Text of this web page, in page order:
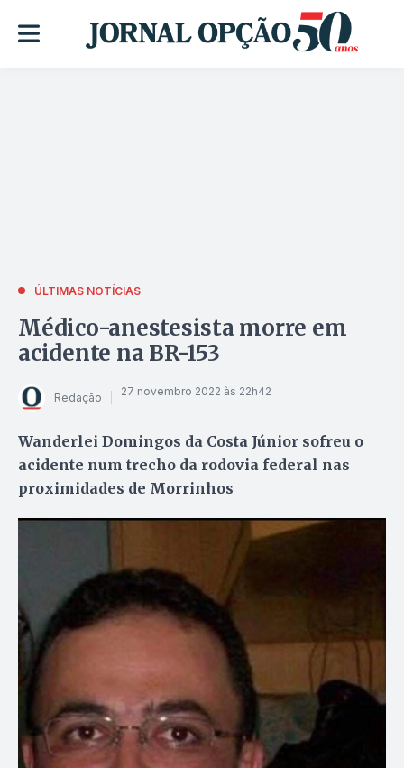
ÚLTIMAS NOTÍCIAS
Médico-anestesista morre em
acidente na BR-153
Redação 27 novembro 2022 às 22h42
Wanderlei Domingos da Costa Júnior sofreu o
acidente num trecho da rodovia federal nas
proximidades de Morrinhos